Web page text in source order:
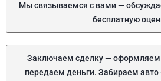
Мы связываемся с вами —
бесплатную
Заключаем сделку — оформляем
передаем деньги. Забираем авто